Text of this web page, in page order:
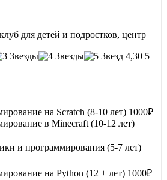
для детей и подростков, центр
4,30 5
на Scratch (8-10 лет) 1000₽
в Minecraft (10-12 лет)
и программирования (5-7 лет)
на Python (12 + лет) 1000₽